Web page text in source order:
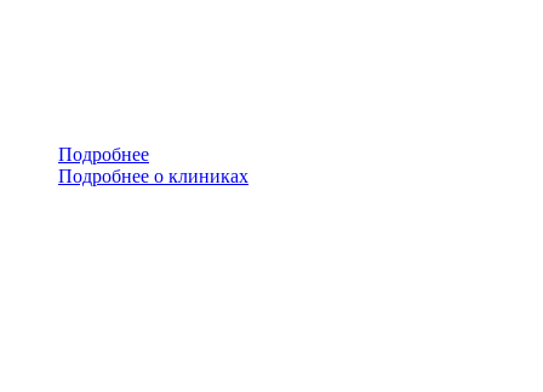
Подробнее
Подробнее о клиниках